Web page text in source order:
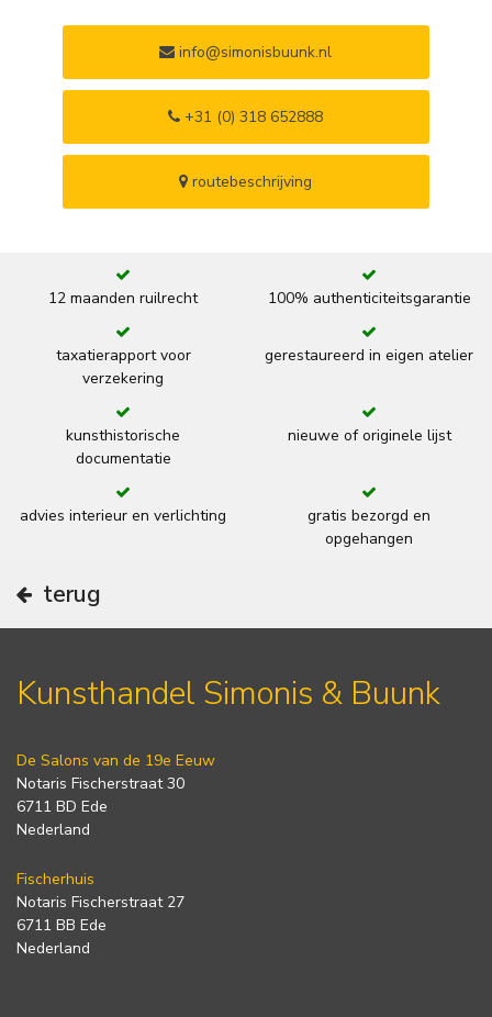
info@simonisbuunk.nl
+31 (0) 318 652888
routebeschrijving
12 maanden ruilrecht 100% authenticiteitsgarantie
taxatierapport voor
verzekering
gerestaureerd in eigen atelier
kunsthistorische
documentatie
nieuwe of originele lijst
advies interieur en verlichting
gratis bezorgd en
opgehangen
terug
Kunsthandel Simonis & Buunk
De Salons van de 19e Eeuw
Notaris Fischerstraat 30
6711 BD Ede
Nederland
Fischerhuis
Notaris Fischerstraat 27
6711 BB Ede
Nederland